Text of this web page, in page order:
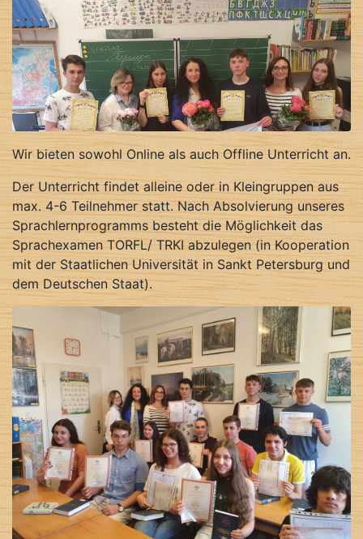
Wir bieten sowohl Online als auch Offline Unterricht an.
Der Unterricht findet alleine oder in Kleingruppen aus
max. 4-6 Teilnehmer statt. Nach Absolvierung unseres
Sprachlernprogramms besteht die Möglichkeit das
Sprachexamen TORFL/ TRKI abzulegen (in Kooperation
mit der Staatlichen Universität in Sankt Petersburg und
dem Deutschen Staat).